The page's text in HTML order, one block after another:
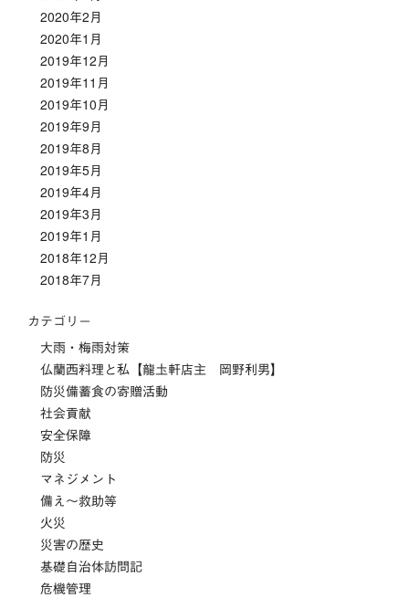
2020年2月
2020年1月
2019年12月
2019年11月
2019年10月
2019年9月
2019年8月
2019年5月
2019年4月
2019年3月
2019年1月
2018年12月
2018年7月
カテゴリー
大雨・梅雨対策
仏蘭西料理と私【龍圡軒店主 岡野利男】
防災備蓄食の寄贈活動
社会貢献
安全保障
防災
マネジメント
備え～救助等
火災
災害の歴史
基礎自治体訪問記
危機管理